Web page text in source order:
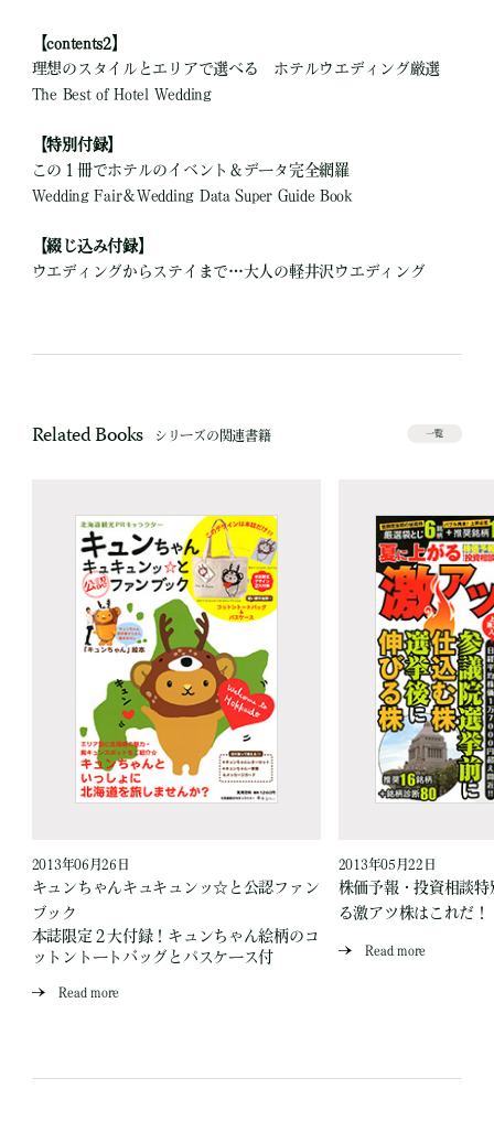
【contents2】
理想のスタイルとエリアで選べる ホテルウエディング厳選
The Best of Hotel Wedding
【特別付録】
この１冊でホテルのイベント＆データ完全網羅
Wedding Fair＆Wedding Data Super Guide Book
【綴じ込み付録】
ウエディングからステイまで…大人の軽井沢ウエディング
Related Books シリーズの関連書籍 一覧
2013年06月26日
キュンちゃんキュキュンッ☆と公認ファン
ブック
本誌限定２大付録！キュンちゃん絵柄のコ
ットントートバッグとパスケース付
Read more
2013年05月22日
株価予報・投資相談
る激アツ株はこれだ！
Read more